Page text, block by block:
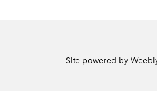
Site powered by